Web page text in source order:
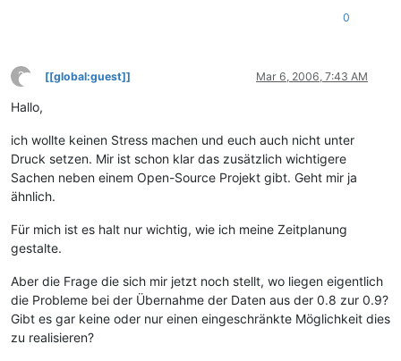
0
?
This user is from outside of this forum
[[global:guest]] Mar 6, 2006, 7:43 AM
Hallo,
ich wollte keinen Stress machen und euch auch nicht unter
Druck setzen. Mir ist schon klar das zusätzlich wichtigere
Sachen neben einem Open-Source Projekt gibt. Geht mir ja
ähnlich.
Für mich ist es halt nur wichtig, wie ich meine Zeitplanung
gestalte.
Aber die Frage die sich mir jetzt noch stellt, wo liegen eigentlich
die Probleme bei der Übernahme der Daten aus der 0.8 zur 0.9?
Gibt es gar keine oder nur einen eingeschränkte Möglichkeit dies
zu realisieren?